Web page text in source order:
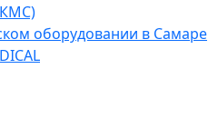
оборудовании в Самаре